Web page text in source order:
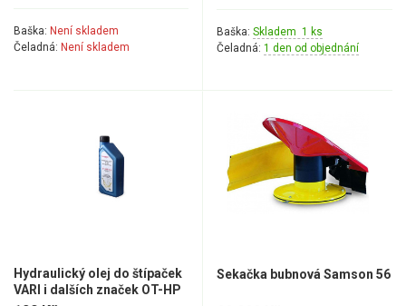
Baška: Není skladem
Čeladná: Není skladem
Baška: Skladem 1 ks
Čeladná: 1 den od objednání
Hydraulický olej do štípaček
VARI i dalších značek OT-HP
Sekačka bubnová Samson 56